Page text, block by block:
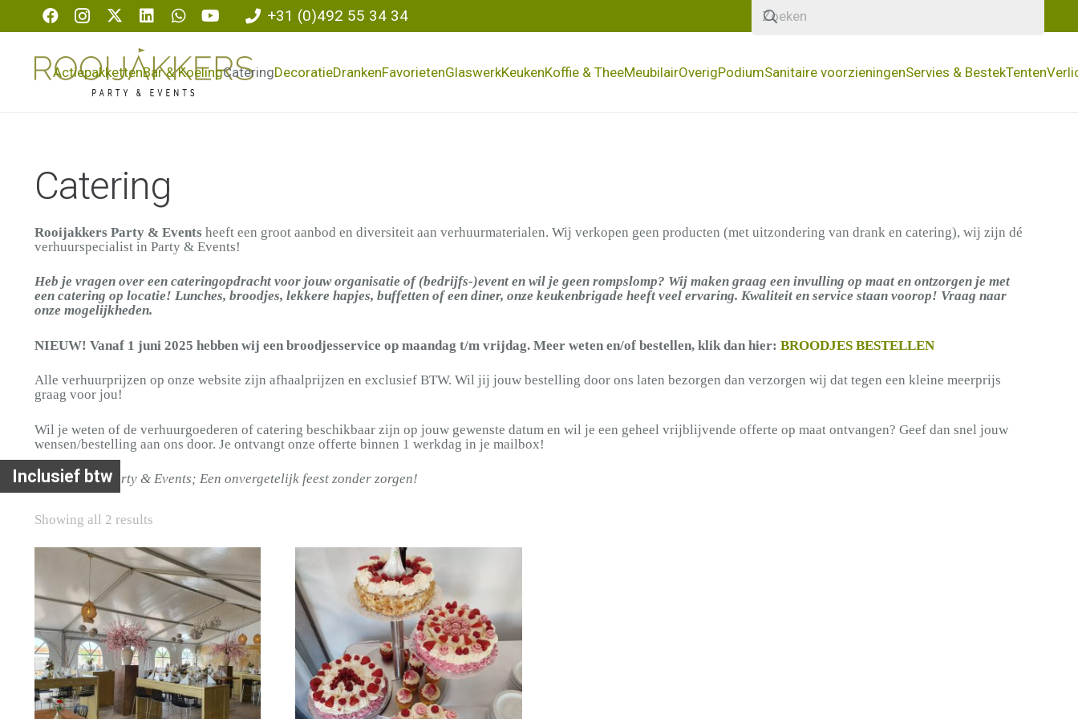
Inclusief btw
+31 (0)492 55 34 34
ActiepakkettenBar & KoelingCateringDecoratieDrankenFavorietenGlaswerkKeukenKoffie & TheeMeubilairOverigPodiumSanitaire voorzieningenServies & BestekTenten
Catering
Rooijakkers Party & Eventsheeft een groot aanbod en diversiteit aan verhuurmaterialen. Wij verkopen geen producten (met uitzondering van drank en catering), wij zijn dé
verhuurspecialist in Party & Events!
Heb je vragen over een cateringopdracht voor jouw organisatie of (bedrijfs-)event en wil je geen rompslomp? Wij maken graag een invulling op maat en ontzorgen je met
een catering op locatie! Lunches, broodjes, lekkere hapjes, buffetten of een diner, onze keukenbrigade heeft veel ervaring. Kwaliteit en service staan voorop! Vraag naar
onze mogelijkheden.
NIEUW! Vanaf 1 juni 2025 hebben wij een broodjesservice op maandag t/m vrijdag. Meer weten en/of bestellen, klik dan hier: BROODJES BESTELLEN
Alle verhuurprijzen op onze website zijn afhaalprijzen en exclusief BTW. Wil jij jouw bestelling door ons laten bezorgen dan verzorgen wij dat tegen een kleine meerprijs
graag voor jou!
Wil je weten of de verhuurgoederen of catering beschikbaar zijn op jouw gewenste datum en wil je een geheel vrijblijvende offerte op maat ontvangen? Geef dan snel jouw
wensen/bestelling aan ons door. Je ontvangt onze offerte binnen 1 werkdag in je mailbox!
Rooijakkers Party & Events; Een onvergetelijk feest zonder zorgen!
Showing all 2 results